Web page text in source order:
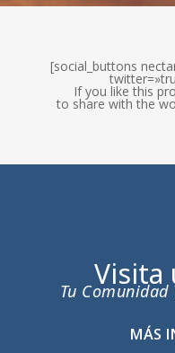
[social_buttons
If you like this
to share with the
Visita
Tu Comunidad
MÁS